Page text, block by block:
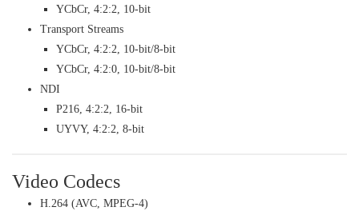
YCbCr, 4:2:2, 10-bit
Transport Streams
YCbCr, 4:2:2, 10-bit/8-bit
YCbCr, 4:2:0, 10-bit/8-bit
NDI
P216, 4:2:2, 16-bit
UYVY, 4:2:2, 8-bit
Video Codecs
H.264 (AVC, MPEG-4)